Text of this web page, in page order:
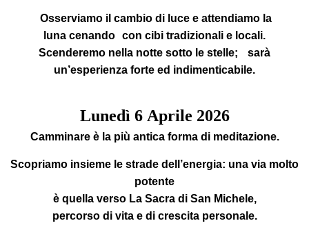
Osserviamo il cambio di luce e attendiamo la
luna cenando con cibi tradizionali e locali.
Scenderemo nella notte sotto le stelle; sarà
un’esperienza forte ed indimenticabile.
Lunedì 6Aprile 2026
Camminare è la più antica forma di meditazione.
Scopriamo insieme le strade dell’energia: una via molto
potente
è quella verso LaSacra di San Michele,
percorso di vita e di crescita personale.